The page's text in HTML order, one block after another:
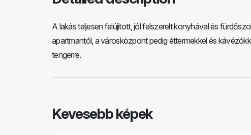
A lakás teljesen felújított, jól felszerelt konyhával és
apartmantól, a városközpont pedig éttermekkel és
tengerre.
Kevesebb képek